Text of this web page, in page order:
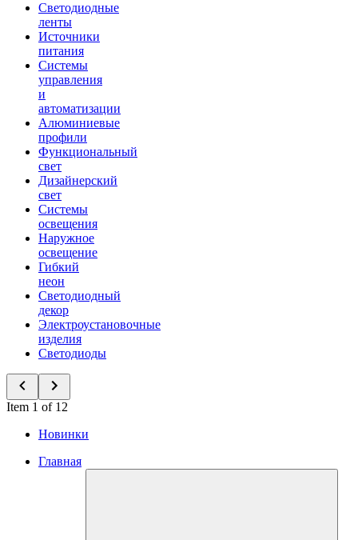
Светодиодные
ленты
Источники
питания
Системы
управления
и
автоматизации
Алюминиевые
профили
Функциональный
свет
Дизайнерский
свет
Системы
освещения
Наружное
освещение
Гибкий
неон
Светодиодный
декор
Электроустановочные
изделия
Светодиоды
Item 1 of 12
Новинки
Главная